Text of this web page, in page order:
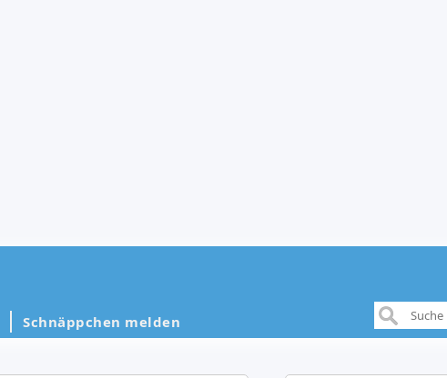
Schnäppchen melden